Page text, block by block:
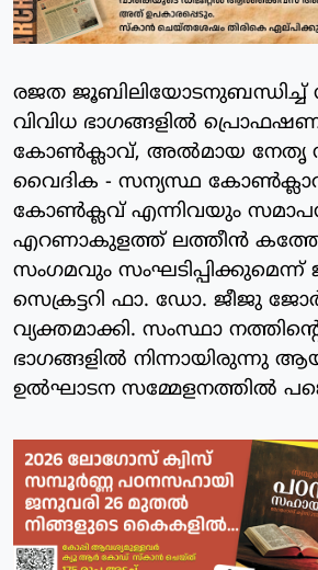
രജത ജൂബിലിയോടനുബന്ധിച്ച്
വിവിധ ഭാഗങ്ങളിൽ
കോൺക്ലാവ്, അൽമായ നേതൃ
വൈദിക - സന്യസ്ഥ
കോൺക്ലവ് എന്നിവയും
എറണാകുളത്ത്‌ ലത്തീൻ
സംഗമവും
സെക്രട്ടറി ഫാ. ഡോ. ജീജു
വ്യക്തമാക്കി. സംസ്ഥാ
ഭാഗങ്ങളിൽ നിന്നായിരുന്നു
ഉൽഘാടന സമ്മേളനത്തിൽ